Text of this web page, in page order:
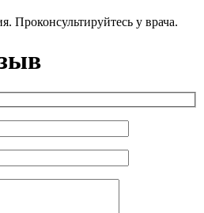
Проконсультируйтесь у врача.